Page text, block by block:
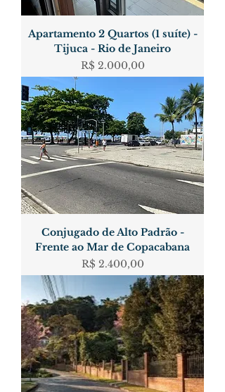
Apartamento 2 Quartos (1 suíte) -
Tijuca - Rio de Janeiro
Preço
R$ 2.000,00
Conjugado de Alto Padrão -
Frente ao Mar de Copacabana
Preço
R$ 2.400,00